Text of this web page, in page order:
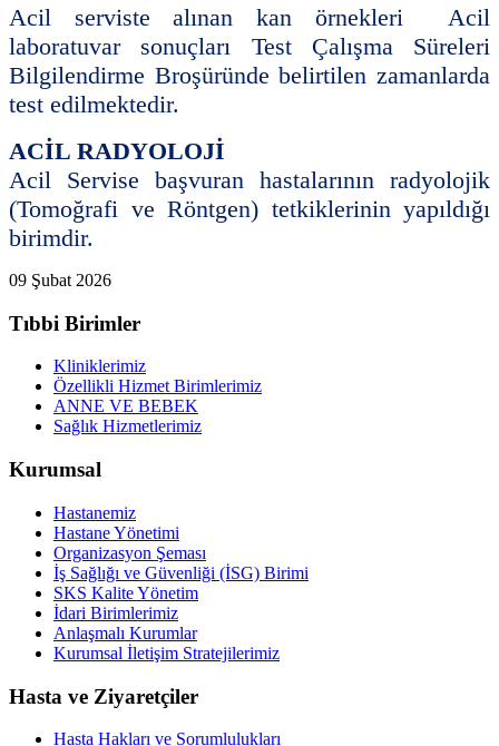
Acil serviste alınan kan örnekleri Acil
laboratuvar sonuçları Test Çalışma Süreleri
Bilgilendirme Broşüründe belirtilen zamanlarda
test edilmektedir.
ACİL RADYOLOJİ
Acil Servise başvuran hastalarının radyolojik
(Tomoğrafi ve Röntgen) tetkiklerinin yapıldığı
birimdir.
09 Şubat 2026
Tıbbi Birimler
Kliniklerimiz
Özellikli Hizmet Birimlerimiz
ANNE VE BEBEK
Sağlık Hizmetlerimiz
Kurumsal
Hastanemiz
Hastane Yönetimi
Organizasyon Şeması
İş Sağlığı ve Güvenliği (İSG) Birimi
SKS Kalite Yönetim
İdari Birimlerimiz
Anlaşmalı Kurumlar
Kurumsal İletişim Stratejilerimiz
Hasta ve Ziyaretçiler
Hasta Hakları ve Sorumlulukları